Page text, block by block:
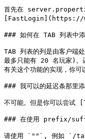
首先在 server.properties
[FastLogin](https://
### 如何在 TAB 列表中
TAB 列表的列是由客户端
最多只能有 20 名玩家)。
有关这个功能的实现，
### 我可以的延迟条那里
不可能。但是你可以尝
### 在使用 prefix/